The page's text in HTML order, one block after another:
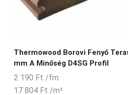
Thermowood Borovi Fenyő
mm A Minőség D4SG Profil
2 190 Ft /fm
17 804 Ft /m²